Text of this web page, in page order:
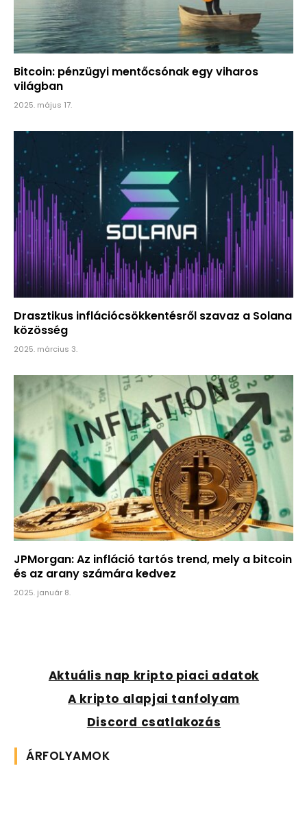
Bitcoin: pénzügyi mentőcsónak egy viharos
világban
2025. május 17.
Drasztikus inflációcsökkentésről szavaz a Solana
közösség
2025. március 3.
JPMorgan: Az infláció tartós trend, mely a bitcoin
és az arany számára kedvez
2025. január 8.
Aktuális nap kripto piaci adatok
A kripto alapjai tanfolyam
Discord csatlakozás
ÁRFOLYAMOK